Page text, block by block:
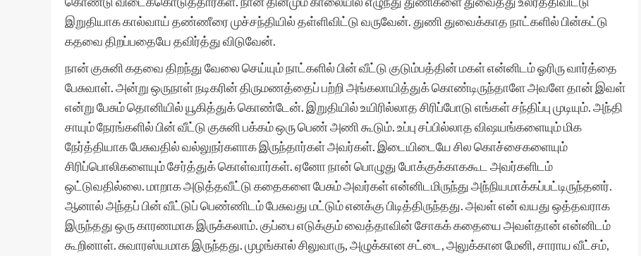
இறுதியாக கால்வாய் தண்ணீரை முச்சந்தியில் தள்ளிவிட்டு வருவேன். துணி துவைக்காத நாட்களில் பின்கட்டு
கதவை திறப்பதையே தவிர்த்து விடுவேன்.
நான் குசுனி கதவை திறந்து வேலை செய்யும் நாட்களில் பின் வீட்டு குடும்பத்தின் மகள் என்னிடம் ஓரிரு வார்த்தை
பேசுவாள். அன்று ஒருநாள் நடிகரின் திருமணத்தைப் பற்றி அங்கலாயித்துக் கொண்டிருந்தாளே அவளே தான் இவள்
என்று பேசும் தொனியில் யூகித்துக் கொண்டேன். இறுதியில் உயிரில்லாத சிரிப்போடு எங்கள் சந்திப்பு முடியும். அந்தி
சாயும் நேரங்களில் பின் வீட்டு குசுனி பக்கம் ஒரு பெண் அணி கூடும். உப்பு சப்பில்லாத விஷயங்களையும் மிக
நேர்த்தியாக பேசுவதில் வல்லுநர்களாக இருந்தார்கள் அவர்கள். இடையிடையே சில கொச்சைகளையும்
சிரிப்பொலிகளையும் சேர்த்துக் கொள்வார்கள். ஏனோ நான் பொழுது போக்குக்காககூட அவர்களிடம்
ஒட்டுவதில்லை. மாறாக அடுத்தவீட்டு கதைகளை பேசும் அவர்கள் என்னிடமிருந்து அந்நியமாக்கப்பட்டிருந்தனர்.
ஆனால் அந்தப் பின் வீட்டுப் பெண்ணிடம் பேசுவது மட்டும் எனக்கு பிடித்திருந்தது. அவள் என் வயது ஒத்தவராக
இருந்தது ஒரு காரணமாக இருக்கலாம். குப்பை எடுக்கும் வைத்தாவின் சோகக் கதையை அவள்தான் என்னிடம்
கூறினாள். சுவாரஸ்யமாக இருந்தது. முழங்கால் சிலுவாரு, அழுக்கான சட்டை, அலுக்கான மேனி, சாராய வீட்சம்,
எப்போதாவதுதான் நிகழும்.
இப்போது
நிகழ்ந்திருக்கிறது,
சிறுகதைகள்
இணையதளம்
மூலமாக.அத்தனை
படைப்பாளர்களின்
படைப்புகளையும் ஒரே